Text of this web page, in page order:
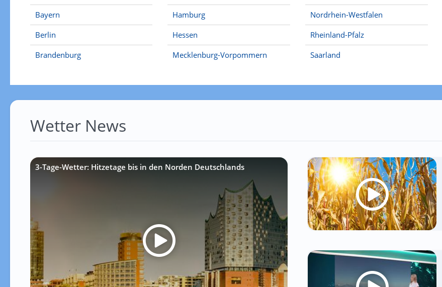
Bayern
Berlin
Brandenburg
Hamburg
Hessen
Mecklenburg-Vorpommern
Nordrhein-Westfalen
Rheinland-Pfalz
Saarland
Wetter News
3-Tage-Wetter: Hitzetage bis in den Norden Deutschlands